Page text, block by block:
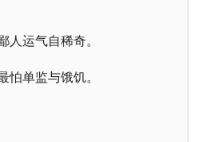
运气自稀奇。
单监与饿饥。